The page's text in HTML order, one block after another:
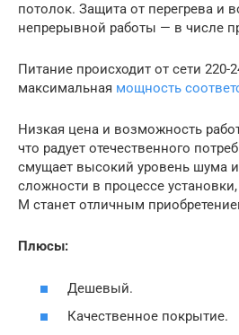
потолок. Защита от перегрева и
непрерывной работы — в числе
Питание происходит от сети 220-
максимальная мощность
Низкая цена и возможность
что радует отечественного
смущает высокий уровень шума
сложности в процессе
M станет отличным
Плюсы:
Дешевый.
Качественное покрытие.